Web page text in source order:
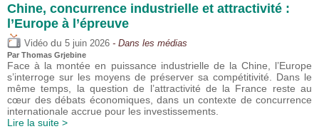
Chine, concurrence industrielle et attractivité :
l’Europe à l’épreuve
Vidéo du 5 juin 2026 - Dans les médias
Par Thomas Grjebine
Face à la montée en puissance industrielle de la Chine, l’Europe
s’interroge sur les moyens de préserver sa compétitivité. Dans le
même temps, la question de l’attractivité de la France reste au
cœur des débats économiques, dans un contexte de concurrence
internationale accrue pour les investissements.
Lire la suite >